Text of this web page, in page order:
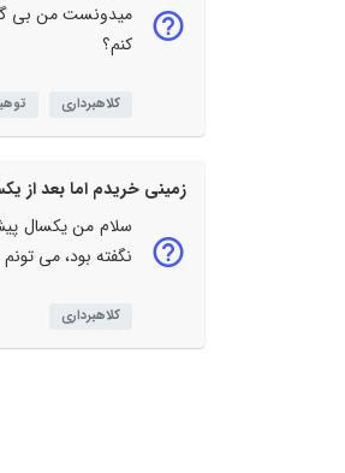
میدونست من بی
کنم؟
کلاهبرداری
سلام من یکسال
نگفته بود، می
کلاهبرداری